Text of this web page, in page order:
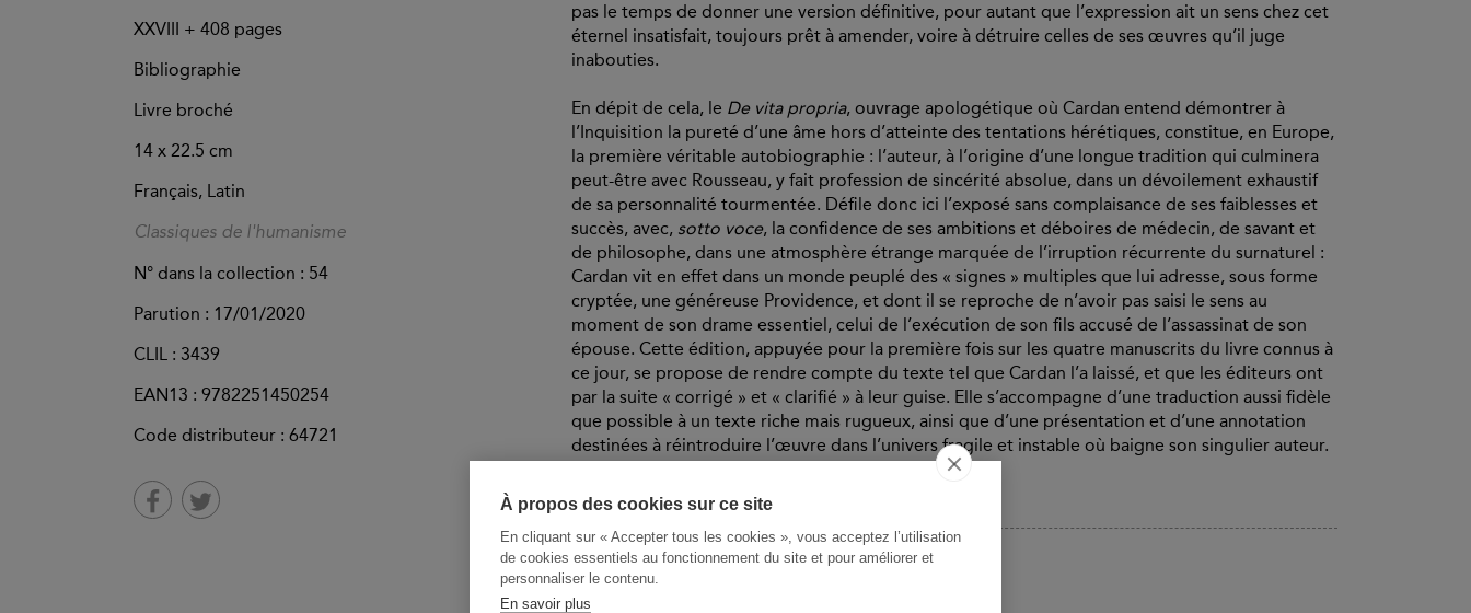
À propos des cookies sur ce site
En cliquant sur « Accepter tous les cookies », vous acceptez l’utilisation
de cookies essentiels au fonctionnement du site et pour améliorer et
personnaliser le contenu.
En savoir plus
XXVIII + 408 pages
Bibliographie
Livre broché
14 x 22.5 cm
Français, Latin
Classiques de l'humanisme
N° dans la collection : 54
Parution : 17/01/2020
CLIL : 3439
EAN13 : 9782251450254
Code distributeur : 64721
pas le temps de donner une version définitive, pour autant que l’expression ait un sens chez cet
éternel insatisfait, toujours prêt à amender, voire à détruire celles de ses œuvres qu’il juge
inabouties.
En dépit de cela, le De vita propria, ouvrage apologétique où Cardan entend démontrer à
l’Inquisition la pureté d’une âme hors d’atteinte des tentations hérétiques, constitue, en Europe,
la première véritable autobiographie : l’auteur, à l’origine d’une longue tradition qui culminera
peut-être avec Rousseau, y fait profession de sincérité absolue, dans un dévoilement exhaustif
de sa personnalité tourmentée. Défile donc ici l’exposé sans complaisance de ses faiblesses et
succès, avec, sotto voce, la confidence de ses ambitions et déboires de médecin, de savant et
de philosophe, dans une atmosphère étrange marquée de l’irruption récurrente du surnaturel :
Cardan vit en effet dans un monde peuplé des « signes » multiples que lui adresse, sous forme
cryptée, une généreuse Providence, et dont il se reproche de n’avoir pas saisi le sens au
moment de son drame essentiel, celui de l’exécution de son fils accusé de l’assassinat de son
épouse. Cette édition, appuyée pour la première fois sur les quatre manuscrits du livre connus à
ce jour, se propose de rendre compte du texte tel que Cardan l’a laissé, et que les éditeurs ont
par la suite « corrigé » et « clarifié » à leur guise. Elle s’accompagne d’une traduction aussi fidèle
que possible à un texte riche mais rugueux, ainsi que d’une présentation et d’une annotation
destinées à réintroduire l’œuvre dans l’univers fragile et instable où baigne son singulier auteur.
EXTRAIT